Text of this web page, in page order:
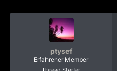
s
s
t
e
l
l
t
a
ptysef
Erfahrener Member